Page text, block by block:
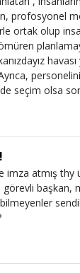
profosyonel
ortak olup
seçim olsa
imza atmış thy
görevli başkan,